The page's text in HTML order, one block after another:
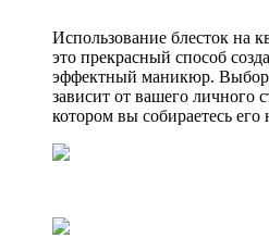
Использование блесток на
это прекрасный способ
эффектный маникюр. Выбор
зависит от вашего личного
котором вы собираетесь его